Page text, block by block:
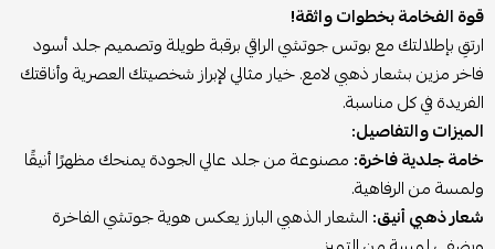
قوة الفخامة بخطوات واثقة!
ارتقِ بإطلالتك مع بوتس جوتشي الراقي برقبة طويلة وتصميم جلد أسود
فاخر مزين بشعار ذهبي لامع. خيار مثالي لإبراز شخصيتك العصرية وأناقتك
الفريدة في كل مناسبة.
الميزات والتفاصيل:
خامة جلدية فاخرة: مصنوعة من جلد عالي الجودة يمنحك مظهرًا أنيقًا
ولمسة من الرفاهية.
شعار ذهبي أنيق: الشعار الذهبي البارز يعكس هوية جوتشي الفاخرة